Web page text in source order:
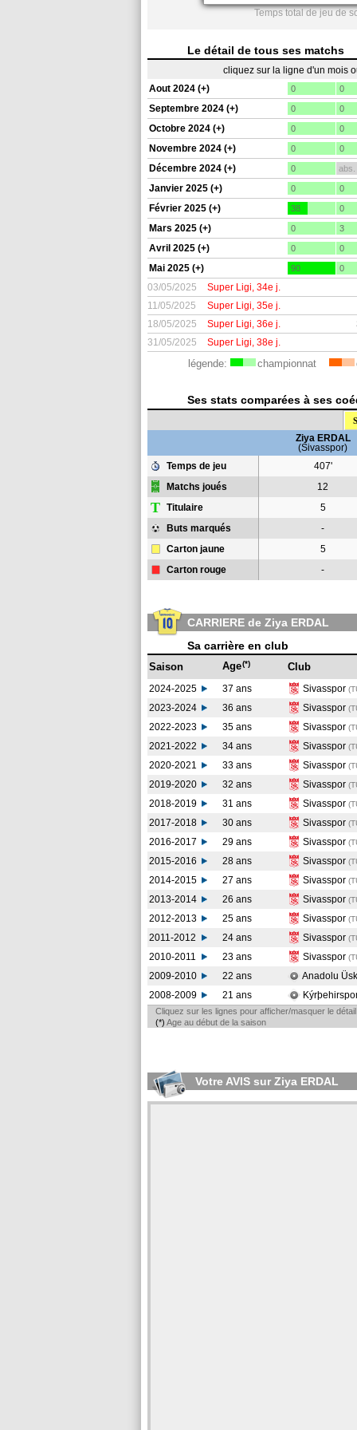
Temps total de jeu de
Le détail de tous ses matchs
cliquez sur la ligne d'un mois
Aout 2024 (+)
0 0
Septembre 2024 (+) 0 0
Octobre 2024 (+) 0 0
Novembre 2024 (+) 0 0
Décembre 2024 (+) 0 abs.
Janvier 2025 (+) 0 0
Février 2025 (+) 38 0
Mars 2025 (+) 0 3
Avril 2025 (+) 0 0
Mai 2025 (+) 90 0
03/05/2025 Super Ligi, 34e j.
11/05/2025
Super Ligi, 35e j.
18/05/2025
Super Ligi, 36e j.
31/05/2025
Super Ligi, 38e j.
légende: championnat
Ses stats comparées à ses
Ziya ERDAL
(Sivasspor)
Temps de jeu
407'
Matchs joués 12
T Titulaire 5
Buts marqués -
Carton jaune 5
Carton rouge -
CARRIERE de Ziya ERDAL
Sa carrière en club
Saison Age(*) Club
2024-2025 37 ans Sivasspor
2023-2024
36 ans Sivasspor
2022-2023
35 ans Sivasspor
2021-2022
34 ans Sivasspor
2020-2021
33 ans Sivasspor
2019-2020
32 ans Sivasspor
2018-2019
31 ans Sivasspor
2017-2018
30 ans Sivasspor
2016-2017
29 ans Sivasspor
2015-2016
28 ans Sivasspor
2014-2015
27 ans Sivasspor
2013-2014
26 ans Sivasspor
2012-2013
25 ans Sivasspor
2011-2012
24 ans Sivasspor
2010-2011
23 ans Sivasspor
2009-2010
22 ans Anadolu
2008-2009
21 ans
Cliquez sur les lignes pour afficher/masquer le
(*) Age au début de la saison
Votre AVIS sur Ziya ERDAL